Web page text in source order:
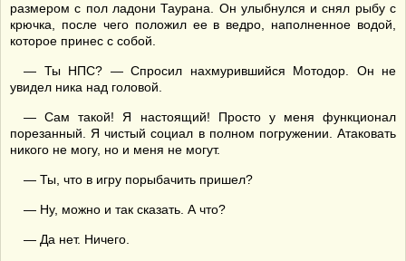
размером с пол ладони Таурана. Он улыбнулся и снял рыбу с
крючка, после чего положил ее в ведро, наполненное водой,
которое принес с собой.
— Ты НПС? — Спросил нахмурившийся Мотодор. Он не
увидел ника над головой.
— Сам такой! Я настоящий! Просто у меня функционал
порезанный. Я чистый социал в полном погружении. Атаковать
никого не могу, но и меня не могут.
— Ты, что в игру порыбачить пришел?
— Ну, можно и так сказать. А что?
— Да нет. Ничего.